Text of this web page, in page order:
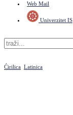
Web Mail
Univerzitet IS
Ćirilica Latinica